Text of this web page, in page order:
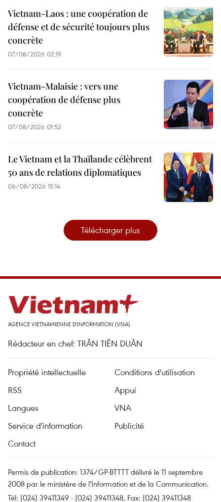
Vietnam-Laos : une coopération de
défense et de sécurité toujours plus
concrète
07/08/2026 02:19
Vietnam-Malaisie : vers une
coopération de défense plus
concrète
07/08/2026 01:52
Le Vietnam et la Thaïlande célèbrent
50 ans de relations diplomatiques
06/08/2026 15:14
Télécharger plus
AGENCE VIETNAMIENNE D'INFORMATION (VNA)
Rédacteur en chef: TRÂN TIÊN DUÂN
Propriété intellectuelle
Conditions d'utilisation
RSS
Appui
Langues
VNA
Service d'information
Publicité
Contact
Permis de publication: 1374/GP-BTTTT délivré le 11 septembre
2008 par le ministère de l'Information et de la Communication.
Tél: (024) 39411349 - (024) 39411348, Fax: (024) 39411348